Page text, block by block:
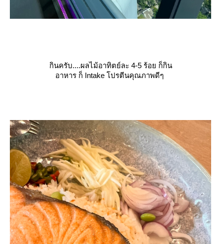
กินครับ....ผลไม้อาทิตย์ละ 4-5 ร้อย ก็กิน
อาหาร ก็ Intake โปรตีนคุณภาพดีๆ